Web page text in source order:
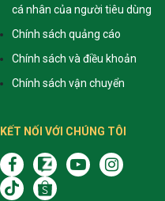
cá nhân của người tiêu dùng
Chính sách quảng cáo
Chính sách và điều khoản
Chính sách vận chuyển
KẾT NỐI VỚI CHÚNG TÔI